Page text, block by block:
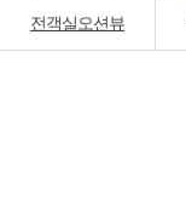
전객실오션뷰